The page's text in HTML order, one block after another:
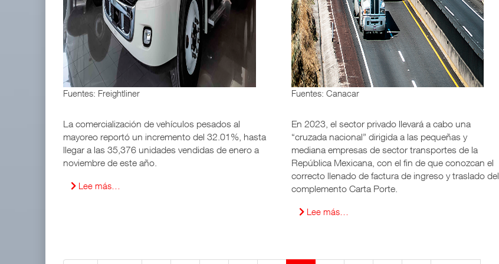
Fuentes: Freightliner
La comercialización de vehículos pesados al
mayoreo reportó un incremento del 32.01%, hasta
llegar a las 35,376 unidades vendidas de enero a
noviembre de este año.
Lee más…
Fuentes: Canacar
En 2023, el sector privado llevará a cabo una
“cruzada nacional” dirigida a las pequeñas y
mediana empresas de sector transportes de la
República Mexicana, con el fin de que conozcan el
correcto llenado de factura de ingreso y traslado del
complemento Carta Porte.
Lee más…